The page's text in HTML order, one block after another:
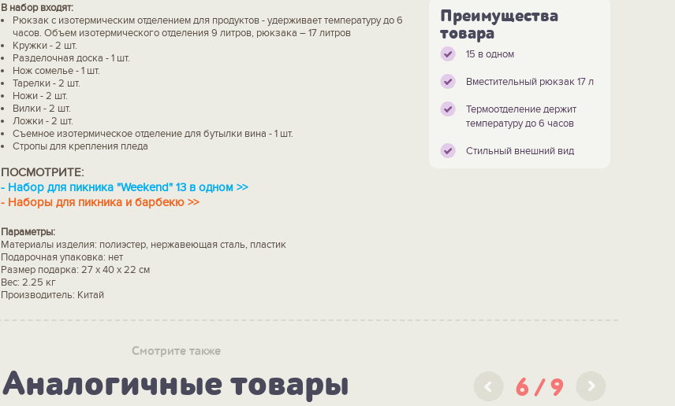
В набор входят:
Рюкзак с изотермическим отделением для продуктов - удерживает температуру до 6
часов. Объем изотермического отделения 9 литров, рюкзака – 17 литров
Кружки - 2 шт.
Разделочная доска - 1 шт.
Нож сомелье - 1 шт.
Тарелки - 2 шт.
Ножи - 2 шт.
Вилки - 2 шт.
Ложки - 2 шт.
Съемное изотермическое отделение для бутылки вина - 1 шт.
Стропы для крепления пледа
ПОСМОТРИТЕ:
- Набор для пикника "Weekend" 13 в одном >>
- Наборы для пикника и барбекю >>
Параметры:
Материалы изделия: полиэстер, нержавеющая сталь, пластик
Подарочная упаковка: нет
Размер подарка: 27 х 40 х 22 см
Вес: 2.25 кг
Производитель: Китай
Преимущества
товара
15 в одном
Вместительный рюкзак 17 л
Термоотделение держит
температуру до 6 часов
Стильный внешний вид
Смотрите также
Аналогичные товары 6 9